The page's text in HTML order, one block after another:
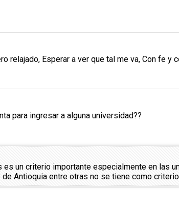
Esperar a ver que tal me va, Con fe y
para ingresar a alguna universidad??
un criterio importante especialmente en las
Antioquia entre otras no se tiene como